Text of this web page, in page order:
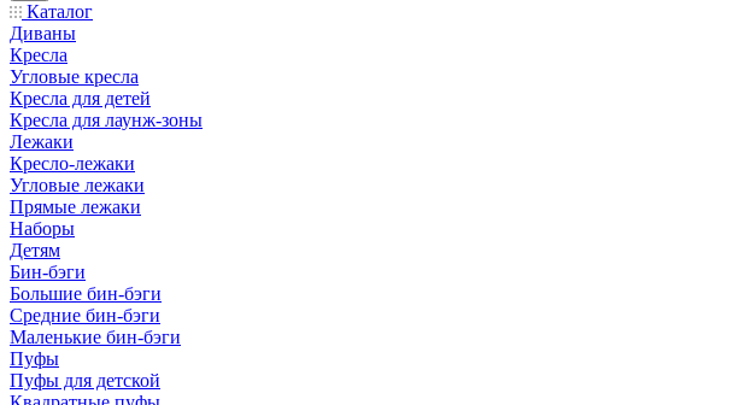
Каталог
Диваны
Кресла
Угловые кресла
Кресла для детей
Кресла для лаунж-зоны
Лежаки
Кресло-лежаки
Угловые лежаки
Прямые лежаки
Наборы
Детям
Бин-бэги
Большие бин-бэги
Средние бин-бэги
Маленькие бин-бэги
Пуфы
Пуфы для детской